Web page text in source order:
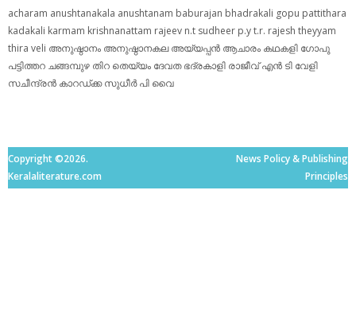
acharam anushtanakala anushtanam baburajan bhadrakali gopu pattithara
kadakali karmam krishnanattam rajeev n.t sudheer p.yt.r. rajesh theyyam
thira veli അനുഷ്ഠാനം അനുഷ്ഠാനകല അയ്യപ്പന്‍ ആചാരം കഥകളി ഗോപു
പട്ടിത്തറ ചങ്ങമ്പുഴ തിറ തെയ്യം ദേവത ഭദ്രകാളി രാജീവ് എൻ ടി വേളി
സചീന്ദ്രന്‍ കാറഡ്ക്ക സുധീര്‍ പി വൈ
Copyright ©2026.
Keralaliterature.com
News Policy & Publishing
Principles